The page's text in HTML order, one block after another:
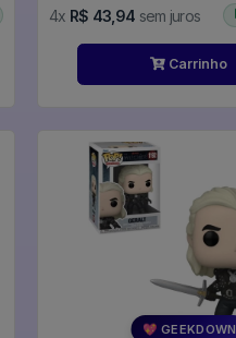
4x R$ 43,94 sem juros
Carrinho
💖 GEEKDOWN